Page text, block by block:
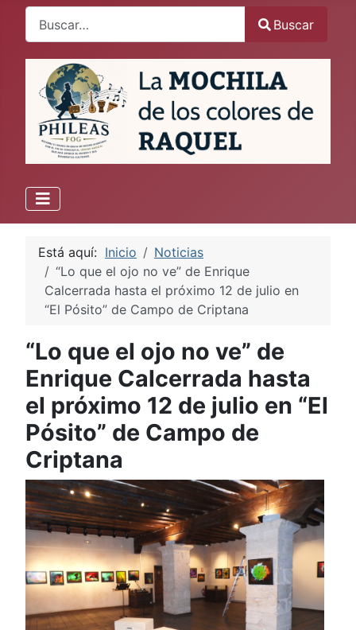
Buscar
Está aquí: Inicio
Noticias
“Lo que el ojo no ve” de Enrique
Calcerrada hasta el próximo 12 de julio en
“El Pósito” de Campo de Criptana
“Lo que el ojo no ve” de
Enrique Calcerrada hasta
el próximo 12 de julio en “El
Pósito” de Campo de
Criptana